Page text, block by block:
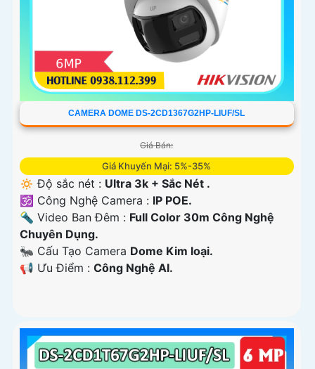
CAMERA DOME DS-2CD1367G2HP-LIUF/SL
Giá Bán:
Giá Khuyến Mại: 5%-35%
🔅 Độ sắc nét : Ultra 3k + Sắc Nét .
🕉️ Công Nghệ Camera : IP POE.
🔦 Video Ban Đêm : Full Color 30m Công Nghệ
Chuyên Dụng.
🐜 Cấu Tạo Camera Dome Kim loại.
️📢 Ưu Điểm : Công Nghệ AI.